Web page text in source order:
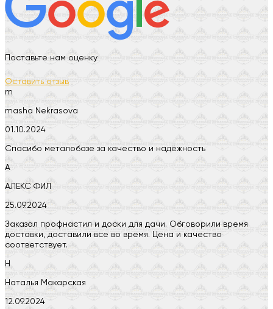
Поставьте нам оценку
Оставить отзыв
m
masha Nekrasova
01.10.2024
Спасибо металобазе за качество и надёжность
А
АЛЕКС ФИЛ
25.09.2024
Заказал профнастил и доски для дачи. Обговорили время
доставки, доставили все во время. Цена и качество
соответствует.
Н
Наталья Макарская
12.09.2024